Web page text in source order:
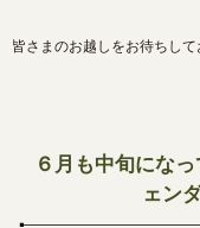
皆さまのお越しをお待ちして
６月も中旬にな
ェン